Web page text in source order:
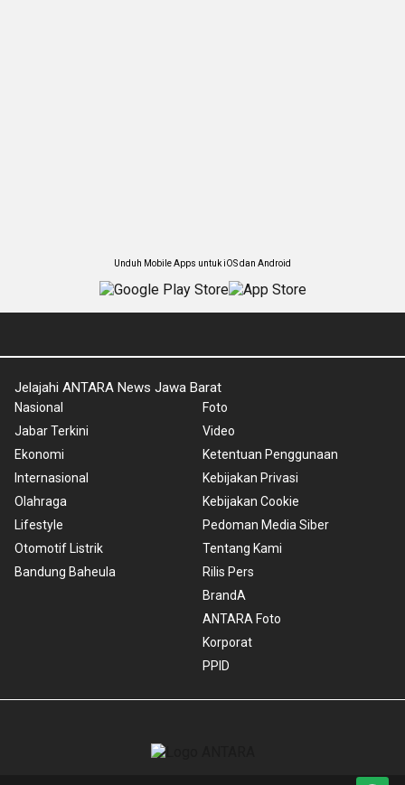
Unduh Mobile Apps untuk iOS dan Android
Jelajahi ANTARA News Jawa Barat
Nasional
Jabar Terkini
Ekonomi
Internasional
Olahraga
Lifestyle
Otomotif Listrik
Bandung Baheula
Foto
Video
Ketentuan Penggunaan
Kebijakan Privasi
Kebijakan Cookie
Pedoman Media Siber
Tentang Kami
Rilis Pers
BrandA
ANTARA Foto
Korporat
PPID